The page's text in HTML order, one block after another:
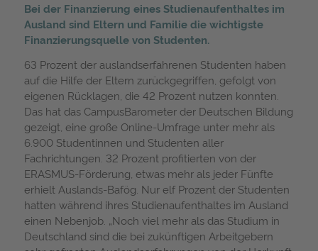
Bei der Finanzierung eines Studienaufenthaltes im
Ausland sind Eltern und Familie die wichtigste
Finanzierungsquelle von Studenten.
63 Prozent der auslandserfahrenen Studenten haben
auf die Hilfe der Eltern zurückgegriffen, gefolgt von
eigenen Rücklagen, die 42 Prozent nutzen konnten.
Das hat das CampusBarometer der Deutschen Bildung
gezeigt, eine große Online-Umfrage unter mehr als
6.900 Studentinnen und Studenten aller
Fachrichtungen. 32 Prozent profitierten von der
ERASMUS-Förderung, etwas mehr als jeder Fünfte
erhielt Auslands-Bafög. Nur elf Prozent der Studenten
hatten während ihres Studienaufenthaltes im Ausland
einen Nebenjob. „Noch viel mehr als das Studium in
Deutschland sind die bei zukünftigen Arbeitgebern